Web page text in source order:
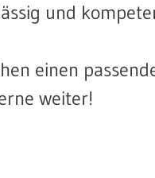
und
einen
weiter!